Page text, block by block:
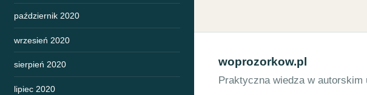
październik 2020
wrzesień 2020
sierpień 2020
lipiec 2020
woprozorkow.pl
Praktyczna wiedza w autorskim